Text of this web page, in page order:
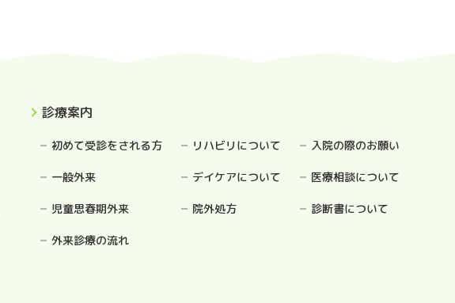
診療案内
初めて受診をされる方
一般外来
児童思春期外来
外来診療の流れ
リハビリについて
デイケアについて
院外処方
入院の際のお願い
医療相談について
診断書について